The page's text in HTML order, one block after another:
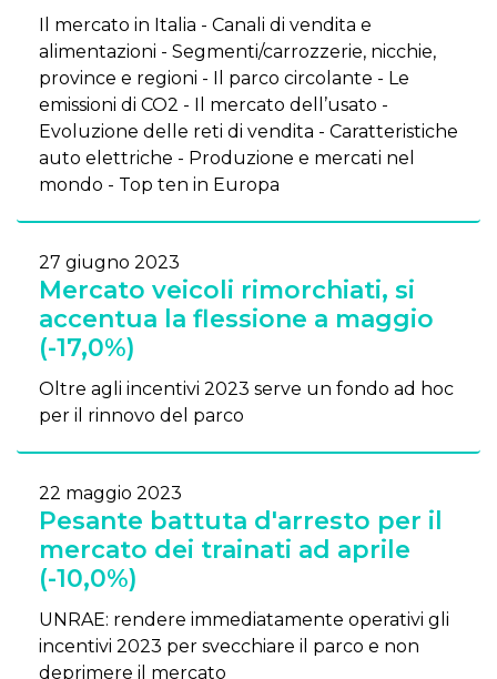
Il mercato in Italia - Canali di vendita e
alimentazioni - Segmenti/carrozzerie, nicchie,
province e regioni - Il parco circolante - Le
emissioni di CO2 - Il mercato dell’usato -
Evoluzione delle reti di vendita - Caratteristiche
auto elettriche - Produzione e mercati nel
mondo - Top ten in Europa
27 giugno 2023
Mercato veicoli rimorchiati, si
accentua la flessione a maggio
(-17,0%)
Oltre agli incentivi 2023 serve un fondo ad hoc
per il rinnovo del parco
22 maggio 2023
Pesante battuta d'arresto per il
mercato dei trainati ad aprile
(-10,0%)
UNRAE: rendere immediatamente operativi gli
incentivi 2023 per svecchiare il parco e non
deprimere il mercato